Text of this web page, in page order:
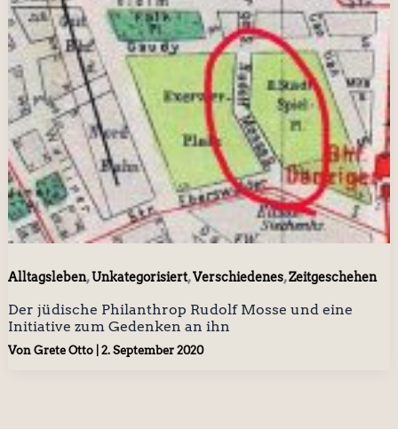
Alltagsleben,Unkategorisiert,Verschiedenes,Zeitgeschehen
Der jüdische Philanthrop Rudolf Mosse und eine
Initiative zum Gedenken an ihn
Von Grete Otto 2. September 2020